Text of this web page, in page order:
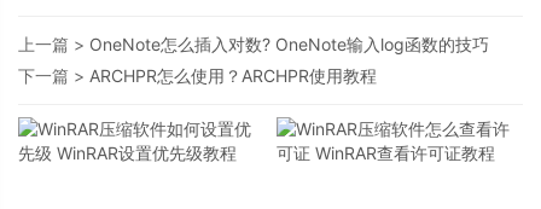
上一篇 > OneNote怎么插入对数? OneNote输入log函数的技巧
下一篇 > ARCHPR怎么使用？ARCHPR使用教程